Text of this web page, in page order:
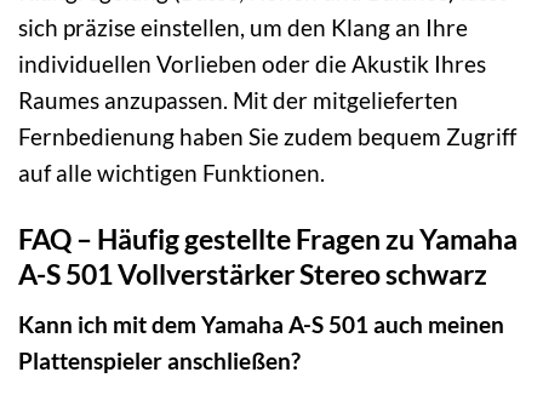
sich präzise einstellen, um den Klang an Ihre
individuellen Vorlieben oder die Akustik Ihres
Raumes anzupassen. Mit der mitgelieferten
Fernbedienung haben Sie zudem bequem Zugriff
auf alle wichtigen Funktionen.
FAQ – Häufig gestellte Fragen zu Yamaha
A-S 501 Vollverstärker Stereo schwarz
Kann ich mit dem Yamaha A-S 501 auch meinen
Plattenspieler anschließen?